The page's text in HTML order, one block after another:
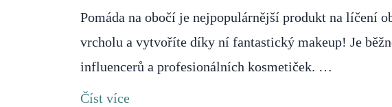
Pomáda na obočí je nejpopulárnější produkt na líčení
vrcholu a vytvoříte díky ní fantastický makeup! Je
influencerů a profesionálních kosmetiček. …
Číst více